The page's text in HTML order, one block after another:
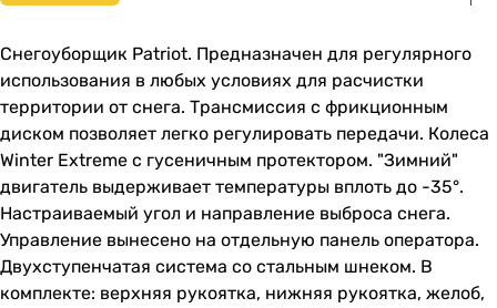
Снегоуборщик Patriot. Предназначен для регулярного
использования в любых условиях для расчистки
территории от снега. Трансмиссия с фрикционным
диском позволяет легко регулировать передачи. Колеса
Winter Extreme с гусеничным протектором. "Зимний"
двигатель выдерживает температуры вплоть до -35°.
Настраиваемый угол и направление выброса снега.
Управление вынесено на отдельную панель оператора.
Двухступенчатая система со стальным шнеком. В
комплекте: верхняя рукоятка, нижняя рукоятка, желоб,